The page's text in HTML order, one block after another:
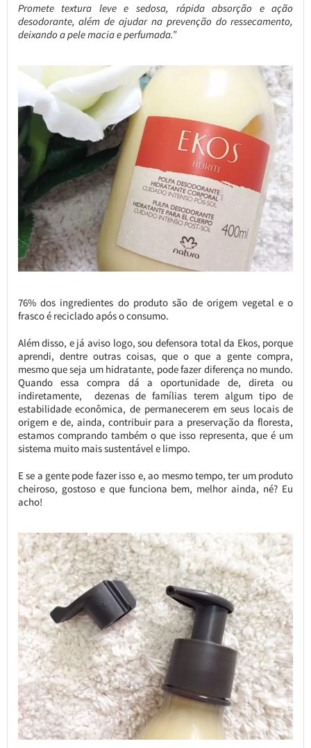
Promete textura leve e sedosa, rápida absorção e ação
desodorante, além de ajudar na prevenção do ressecamento,
deixando a pele macia e perfumada.”
76% dos ingredientes do produto são de origem vegetal e o
frasco é reciclado após o consumo.
Além disso, e já aviso logo, sou defensora total da Ekos, porque
aprendi, dentre outras coisas, que o que a gente compra,
mesmo que seja um hidratante, pode fazer diferença no mundo.
Quando essa compra dá a oportunidade de, direta ou
indiretamente, dezenas de famílias terem algum tipo de
estabilidade econômica, de permanecerem em seus locais de
origem e de, ainda, contribuir para a preservação da floresta,
estamos comprando também o que isso representa, que é um
sistema muito mais sustentável e limpo.
E se a gente pode fazer isso e, ao mesmo tempo, ter um produto
cheiroso, gostoso e que funciona bem, melhor ainda, né? Eu
acho!